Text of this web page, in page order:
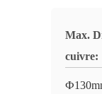
Max.
cuivre: